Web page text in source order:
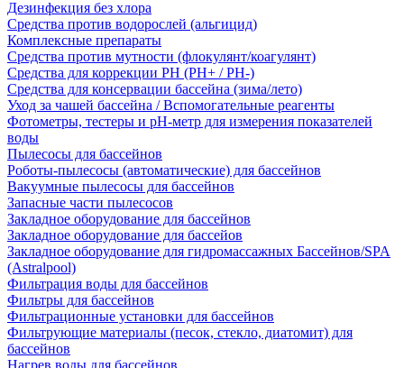
Дезинфекция без хлора
Средства против водорослей (альгицид)
Комплексные препараты
Средства против мутности (флокулянт/коагулянт)
Средства для коррекции PH (PH+ / PH-)
Средства для консервации бассейна (зима/лето)
Уход за чашей бассейна / Вспомогательные реагенты
Фотометры, тестеры и рН-метр для измерения показателей
воды
Пылесосы для бассейнов
Роботы-пылесосы (автоматические) для бассейнов
Вакуумные пылесосы для бассейнов
Запасные части пылесосов
Закладное оборудование для бассейнов
Закладное оборудование для бассейов
Закладное оборудование для гидромассажных Бассейнов/SPA
(Astralpool)
Фильтрация воды для бассейнов
Фильтры для бассейнов
Фильтрационные установки для бассейнов
Фильтрующие материалы (песок, стекло, диатомит) для
бассейнов
Нагрев воды для бассейнов